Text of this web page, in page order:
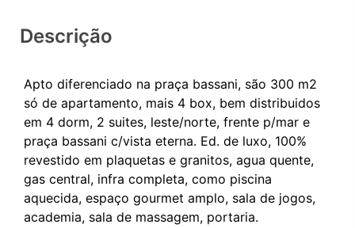
Descrição
Apto diferenciado na praça bassani, são 300 m2
só de apartamento, mais 4 box, bem distribuidos
em 4 dorm, 2 suites, leste/norte, frente p/mar e
praça bassani c/vista eterna. Ed. de luxo, 100%
revestido em plaquetas e granitos, agua quente,
gas central, infra completa, como piscina
aquecida, espaço gourmet amplo, sala de jogos,
academia, sala de massagem, portaria.